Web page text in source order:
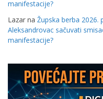
manifestacije?
Lazar na Župska berba 2026.
Aleksandrovac sačuvati
manifestacije?